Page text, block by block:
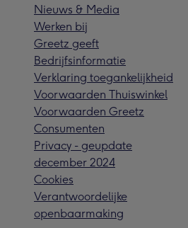
Nieuws & Media
Werken bij
Greetz geeft
Bedrijfsinformatie
Verklaring toegankelijkheid
Voorwaarden Thuiswinkel
Voorwaarden Greetz
Consumenten
Privacy - geupdate
december 2024
Cookies
Verantwoordelijke
openbaarmaking